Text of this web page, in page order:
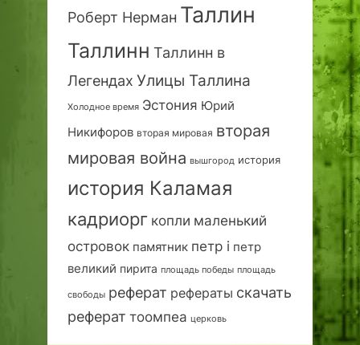
Роберт Нерман Таллин
Таллинн Таллинн в
Легендах Улицы Таллина
Холодное время Эстония Юрий
Никифоров вторая мировая вторая
мировая война вышгород история
история Каламая
кадриорг копли маленький
островок памятник петр i петр
великий пирита площадь победы площадь
свободы реферат рефераты скачать
реферат тоомпеа церковь